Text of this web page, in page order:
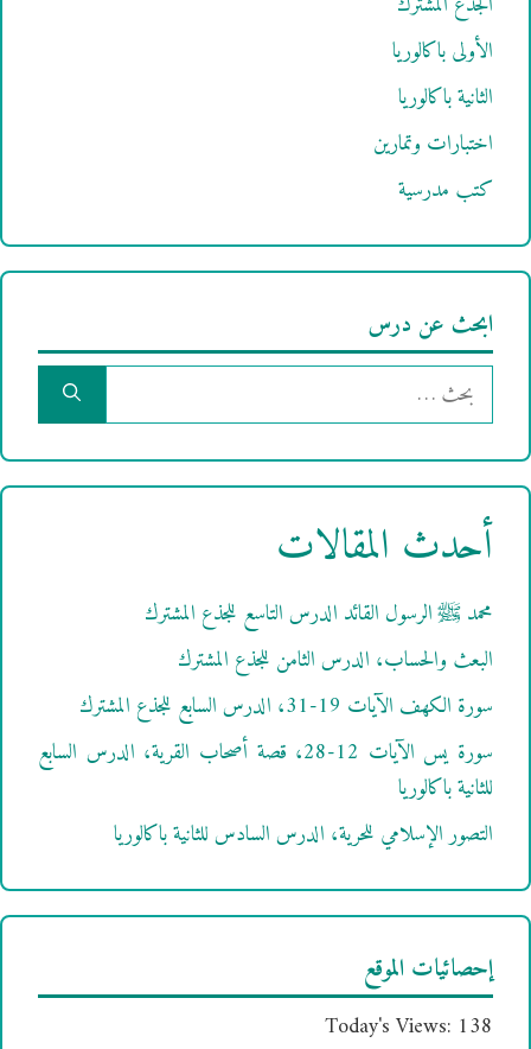
الأولى باكالوريا
الثانية باكالوريا
اختبارات وتمارين
كتب مدرسية
ابحث عن درس
البحث
عن:
أحدث المقالات
محمد ﷺ الرسول القائد الدرس التاسع للجذع المشترك
البعث والحساب، الدرس الثامن للجذع المشترك
سورة الكهف الآيات 19-31، الدرس السابع للجذع المشترك
سورة يس الآيات 12-28، قصة أصحاب القرية، الدرس السابع
للثانية باكالوريا
التصور الإسلامي للحرية، الدرس السادس للثانية باكالوريا
إحصائيات الموقع
Today's Views: 138